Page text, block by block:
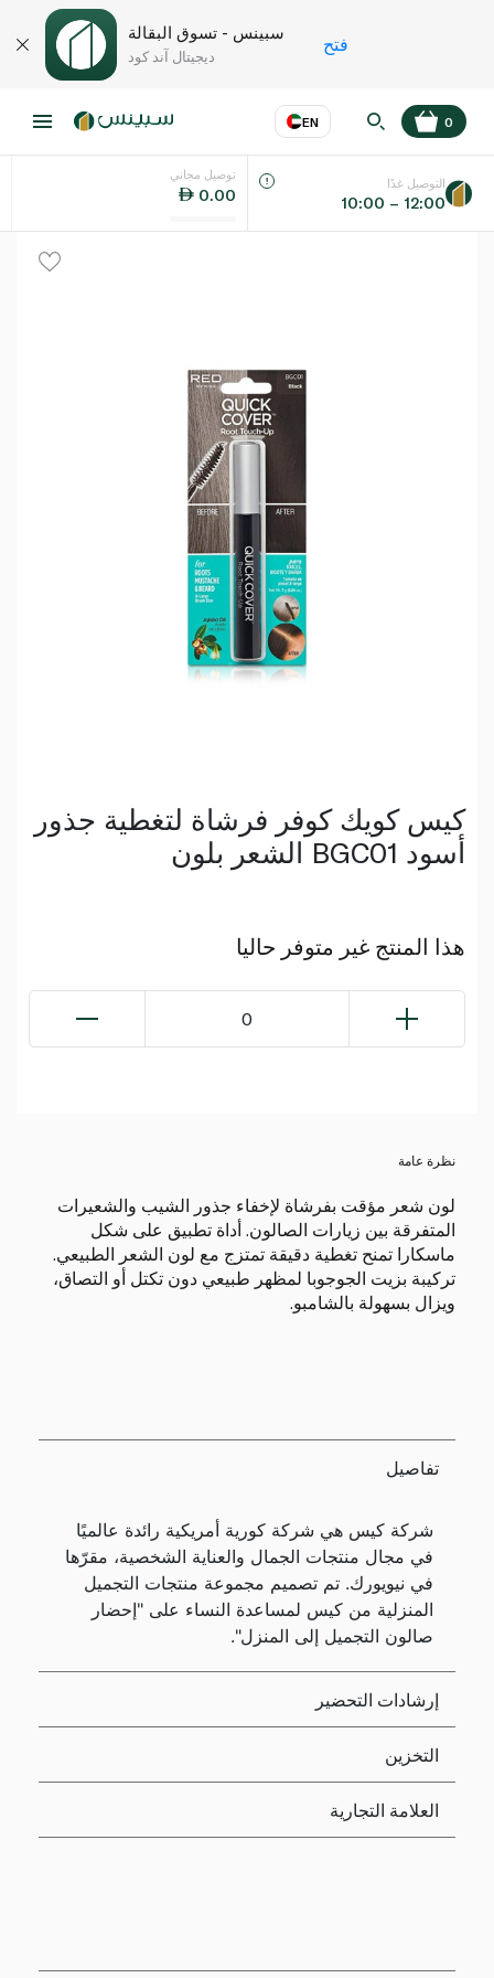
سبينس - تسوق البقالة
ديجيتال آند كود
فتح
EN
اللغة عر
0
توصيل مجاني
0.00
التوصيل غدًا
10:00 – 12:00
كيس كويك كوفر فرشاة لتغطية جذور
الشعر بلون BGC01 أسود
هذا المنتج غير متوفر حاليا
0
نظرة عامة
لون شعر مؤقت بفرشاة لإخفاء جذور الشيب والشعيرات
المتفرقة بين زيارات الصالون. أداة تطبيق على شكل
ماسكارا تمنح تغطية دقيقة تمتزج مع لون الشعر الطبيعي.
تركيبة بزيت الجوجوبا لمظهر طبيعي دون تكتل أو التصاق،
ويزال بسهولة بالشامبو.
تفاصيل
شركة كيس هي شركة كورية أمريكية رائدة عالميًا
في مجال منتجات الجمال والعناية الشخصية، مقرّها
في نيويورك. تم تصميم مجموعة منتجات التجميل
المنزلية من كيس لمساعدة النساء على "إحضار
صالون التجميل إلى المنزل".
إرشادات التحضير
التخزين
العلامة التجارية